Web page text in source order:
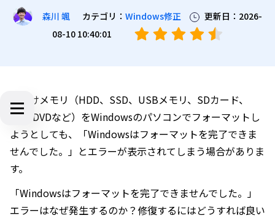
森川 颯 カテゴリ： Windows修正
更新日：2026-
08-10 10:40:01
外付けメモリ（HDD、SSD、USBメモリ、SDカード、
CD、DVDなど）をWindowsのパソコンでフォーマットし
ようとしても、「Windowsはフォーマットを完了できま
せんでした。」とエラーが表示されてしまう場合がありま
す。
「Windowsはフォーマットを完了できませんでした。」
エラーはなぜ発生するのか？修復するにはどうすれば良い